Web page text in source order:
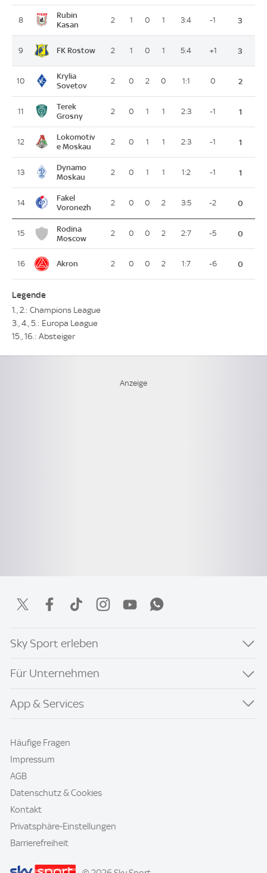
8
Rubin
Kasan
2 1 0 1 3:4 -1 3
9 FK Rostow 2 1 0 1 5:4 +1 3
10
Krylia
Sovetov
2 0 2 0 1:1 0 2
11
Terek
Grosny
2 0 1 1 2:3 -1 1
12
Lokomotiv
e Moskau
2 0 1 1 2:3 -1 1
13
Dynamo
Moskau
2 0 1 1 1:2 -1 1
14
Fakel
Voronezh
2 0 0 2 3:5 -2 0
15
Rodina
Moscow
2 0 0 2 2:7 -5 0
16 Akron 2 0 0 2 1:7 -6 0
Legende
1., 2.: Champions League
3., 4., 5.: Europa League
15., 16.: Absteiger
Sky Sport erleben
Für Unternehmen
App & Services
Häufige Fragen
Impressum
AGB
Datenschutz & Cookies
Kontakt
Privatsphäre-Einstellungen
Barrierefreiheit